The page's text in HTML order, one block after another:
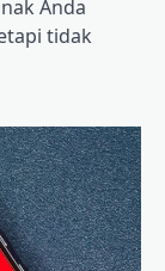
Anda
tidak